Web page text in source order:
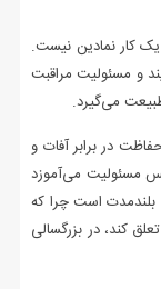
کار نمادین نیست.
و مسئولیت مراقبت
می‌گیرد.
در برابر آفات و
مسئولیت می‌آموزد
بلندمدت است چرا که
کند، در بزرگسالی